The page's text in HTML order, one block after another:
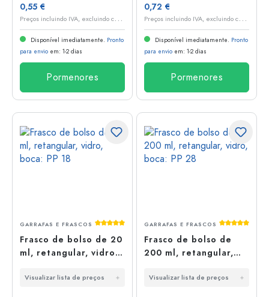
0,55 €
P
reços incluindo IVA, excluindo custos de envio
Disponível imediatamente. Pronto
para envio em: 1-2 dias
Pormenores
0,72 €
P
reços incluindo IVA, excluindo custos de envio
Disponível imediatamente. Pronto
para envio em: 1-2 dias
Pormenores
Classificação média de 5 de 5 estrelas
GARRAFAS E FRASCOS
Frasco de bolso de 20
ml, retangular, vidro,
Visualizar lista de preços
GARRAFAS E FRASCOS
Frasco de bolso de
200 ml, retangular,
Visualizar lista de preços